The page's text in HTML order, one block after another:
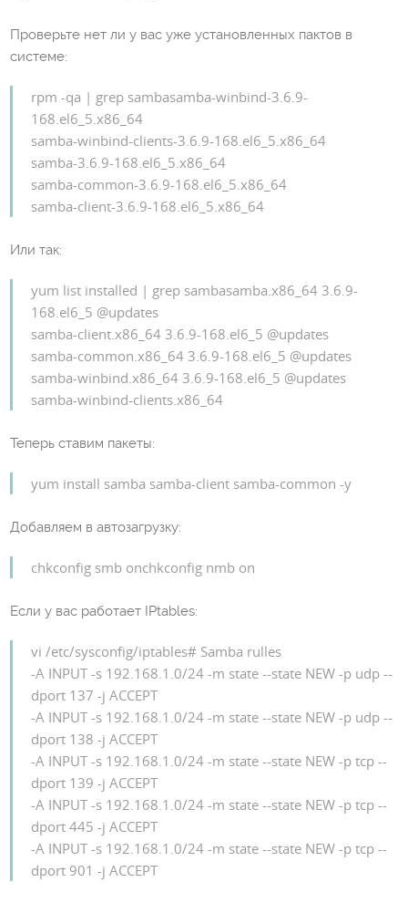
Проверьте нет ли у вас уже установленных пактов в
системе:
rpm -qa | grep sambasamba-winbind-3.6.9-
168.el6_5.x86_64
samba-winbind-clients-3.6.9-168.el6_5.x86_64
samba-3.6.9-168.el6_5.x86_64
samba-common-3.6.9-168.el6_5.x86_64
samba-client-3.6.9-168.el6_5.x86_64
Или так:
yum list installed | grep sambasamba.x86_64 3.6.9-
168.el6_5 @updates
samba-client.x86_64 3.6.9-168.el6_5 @updates
samba-common.x86_64 3.6.9-168.el6_5 @updates
samba-winbind.x86_64 3.6.9-168.el6_5 @updates
samba-winbind-clients.x86_64
Теперь ставим пакеты:
yum install samba samba-client samba-common -y
Добавляем в автозагрузку:
chkconfig smb onchkconfig nmb on
Если у вас работает IPtables:
vi /etc/sysconfig/iptables# Samba rulles
-A INPUT -s 192.168.1.0/24 -m state --state NEW -p udp --
dport 137 -j ACCEPT
-A INPUT -s 192.168.1.0/24 -m state --state NEW -p udp --
dport 138 -j ACCEPT
-A INPUT -s 192.168.1.0/24 -m state --state NEW -p tcp --
dport 139 -j ACCEPT
-A INPUT -s 192.168.1.0/24 -m state --state NEW -p tcp --
dport 445 -j ACCEPT
-A INPUT -s 192.168.1.0/24 -m state --state NEW -p tcp --
dport 901 -j ACCEPT